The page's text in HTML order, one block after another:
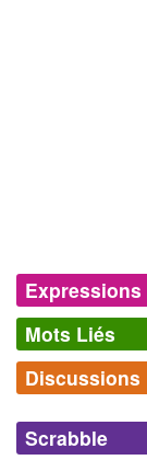
Expressions
Graduer une
Mots Liés
Mots avec la
Discussions
Scrabble